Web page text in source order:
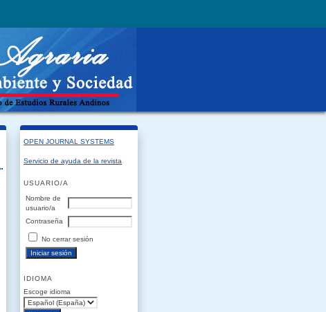
OPEN JOURNAL SYSTEMS
Servicio de ayuda de la revista
USUARIO/A
Nombre de
usuario/a
Contraseña
No cerrar sesión
IDIOMA
Escoge idioma